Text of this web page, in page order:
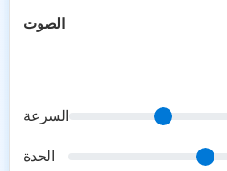
الصوت
السرعة
الحدة